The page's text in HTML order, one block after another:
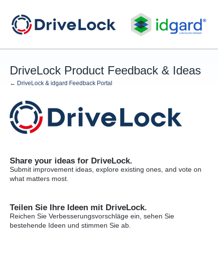
to
content
DriveLock Product Feedback & Ideas
← DriveLock & idgard Feedback Portal
Share your ideas for DriveLock.
Submit improvement ideas, explore existing ones, and vote on
what matters most.
Teilen Sie Ihre Ideen mit DriveLock.
Reichen Sie Verbesserungsvorschläge ein, sehen Sie
bestehende Ideen und stimmen Sie ab.